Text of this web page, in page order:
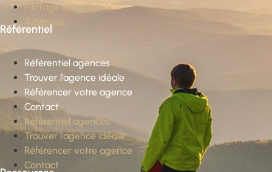
Pilotage externalisé
À propos
Référentiel
Référentiel agences
Trouver l’agence idéale
Référencer votre agence
Contact
Référentiel agences
Trouver l’agence idéale
Référencer votre agence
Contact